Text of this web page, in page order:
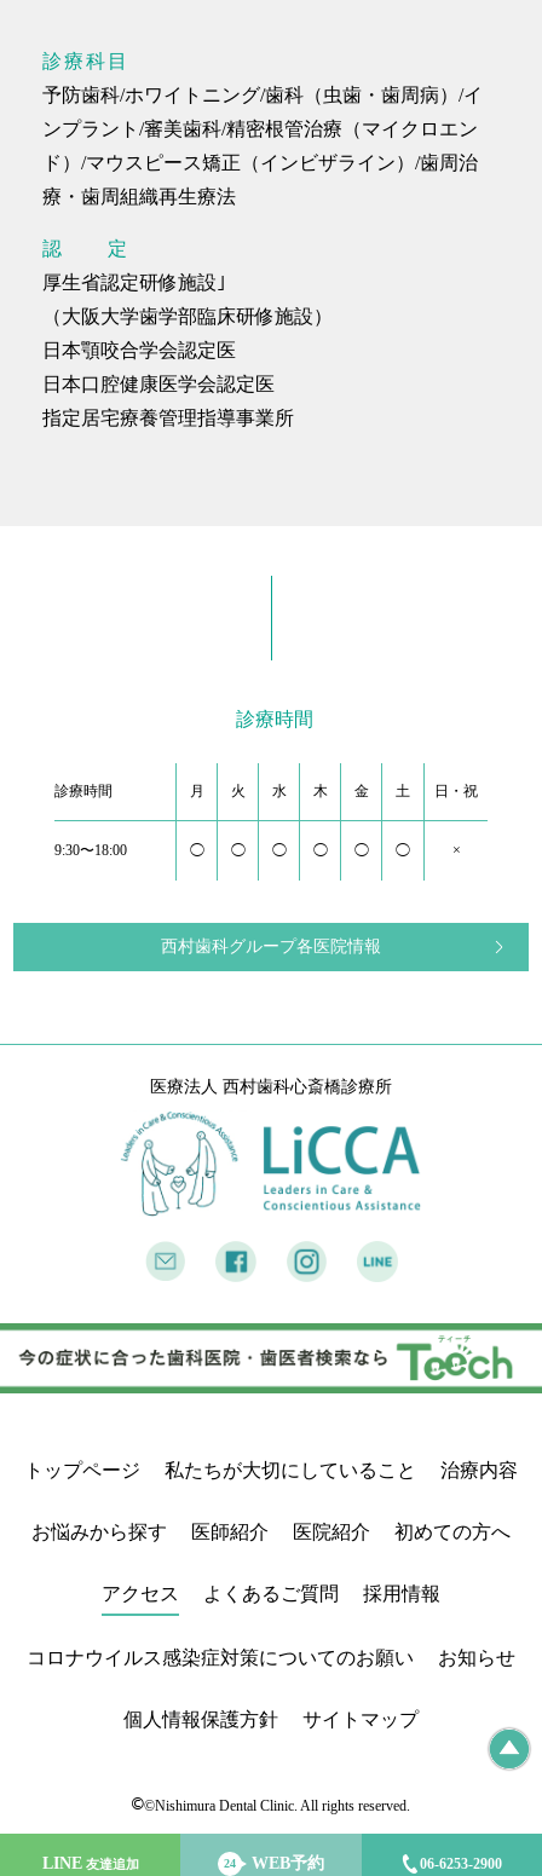
診療科目
予防歯科/ホワイトニング/歯科（虫歯・歯周病）/イ
ンプラント/審美歯科/精密根管治療（マイクロエン
ド）/マウスピース矯正（インビザライン）/歯周治
療・歯周組織再生療法
認定
厚生省認定研修施設｣
（大阪大学歯学部臨床研修施設）
日本顎咬合学会認定医
日本口腔健康医学会認定医
指定居宅療養管理指導事業所
診療時間
診療時間 月 火 水 木 金 土 日・祝
9:30〜18:00 ◯ ◯ ◯ ◯ ◯ ◯ ×
西村歯科グループ各医院情報
医療法人 西村歯科心斎橋診療所
トップページ 私たちが大切にしていること 治療内容
お悩みから探す 医師紹介 医院紹介 初めての方へ
アクセス よくあるご質問 採用情報
コロナウイルス感染症対策についてのお願い お知らせ
個人情報保護方針 サイトマップ
©©Nishimura Dental Clinic. All rights reserved.
LINE 友達追加 24 WEB予約 06-6253-2900